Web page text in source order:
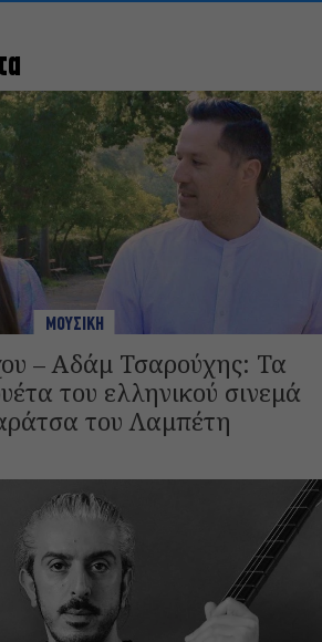
ΜΟΥΣΙΚΗ
– Αδάμ Τσαρούχης: Τα
του ελληνικού σινεμά
του Λαμπέτη